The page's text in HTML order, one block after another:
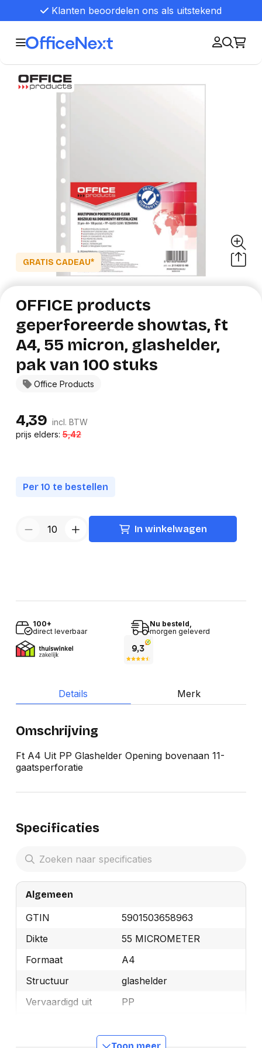
Klanten beoordelen ons als uitstekend
GRATIS CADEAU*
Office Products
OFFICE products
geperforeerde showtas, ft
A4, 55 micron, glashelder,
pak van 100 stuks
4,39 incl. BTW
prijs elders:5,42
Per 10 te bestellen
In winkelwagen
100+
direct leverbaar
Nu besteld,
morgen geleverd
Details Merk
Omschrijving
Ft A4 Uit PP Glashelder Opening bovenaan 11-
gaatsperforatie
Specificaties
Algemeen
GTIN
5901503658963
Dikte
55 MICROMETER
Formaat
A4
Structuur
glashelder
Vervaardigd uit
PP
Transparant
Toon meer